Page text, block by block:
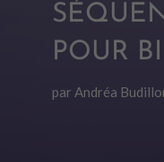
POUR
par Andréa